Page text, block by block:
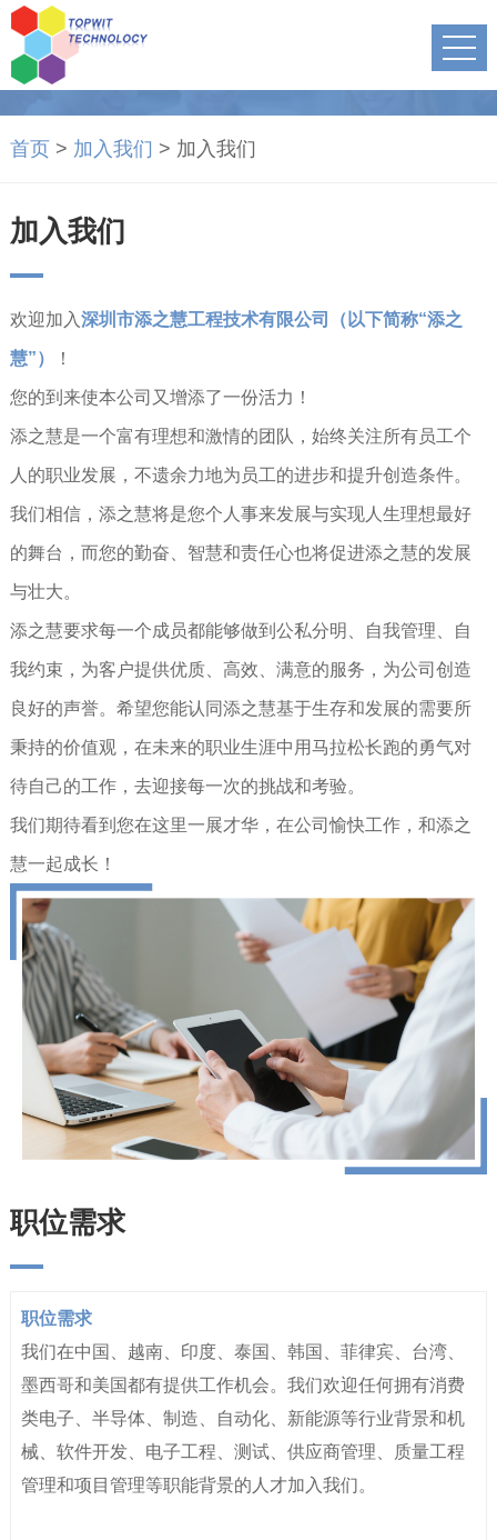
首页 > 加入我们 > 加入我们
加入我们
欢迎加入深圳市添之慧工程技术有限公司（以下简称“添之
慧”） ！
您的到来使本公司又增添了一份活力！
添之慧是一个富有理想和激情的团队，始终关注所有员工个
人的职业发展，不遗余力地为员工的进步和提升创造条件。
我们相信，添之慧将是您个人事来发展与实现人生理想最好
的舞台，而您的勤奋、智慧和责任心也将促进添之慧的发展
与壮大。
添之慧要求每一个成员都能够做到公私分明、自我管理、自
我约束，为客户提供优质、高效、满意的服务，为公司创造
良好的声誉。希望您能认同添之慧基于生存和发展的需要所
秉持的价值观，在未来的职业生涯中用马拉松长跑的勇气对
待自己的工作，去迎接每一次的挑战和考验。
我们期待看到您在这里一展才华，在公司愉快工作，和添之
慧一起成长！
职位需求
职位需求
我们在中国、越南、印度、泰国、韩国、菲律宾、台湾、
墨西哥和美国都有提供工作机会。我们欢迎任何拥有消费
类电子、半导体、制造、自动化、新能源等行业背景和机
械、软件开发、电子工程、测试、供应商管理、质量工程
管理和项目管理等职能背景的人才加入我们。